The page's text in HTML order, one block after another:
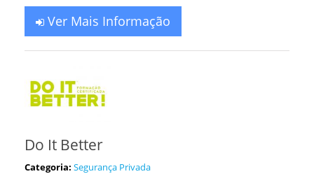
Ver Mais Informação
Do It Better
Categoria: Segurança Privada